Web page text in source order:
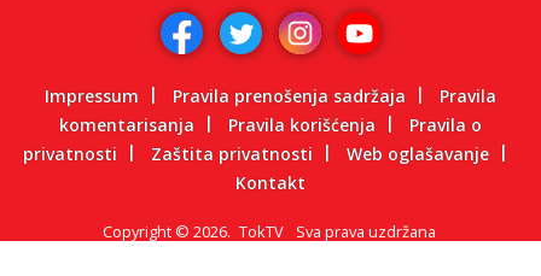
Impressum Pravila prenošenja sadržaja
Pravila
komentarisanja
Pravila korišćenja
Pravila o
privatnosti
Zaštita privatnosti
Web oglašavanje
Kontakt
Copyright © 2026. TokTV Sva prava uzdržana